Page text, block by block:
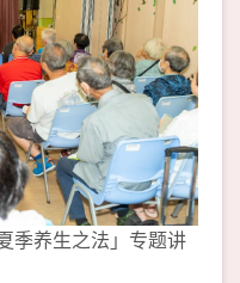
季养生之法」专题讲